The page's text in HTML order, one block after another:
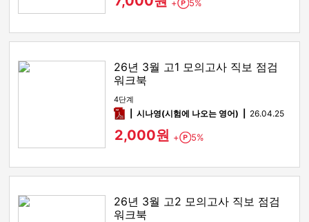
+ Point
5%
26년 3월 고1 모의고사 직보 점검
워크북
4단계
pdf시나영(시험에 나오는 영어) 26.04.25
2,000원 + Point
5%
26년 3월 고2 모의고사 직보 점검
워크북